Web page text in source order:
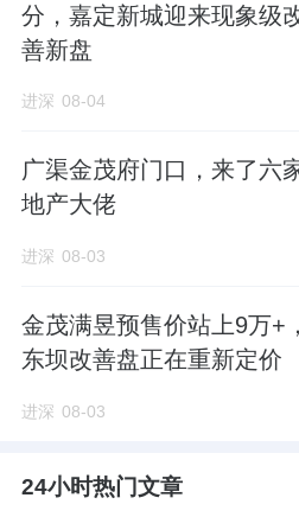
设备、老花镜、针线盒、
的“便民百宝箱”；以及为
嗅觉记忆——兼顾了孕妇、
引入，都源于一线员工对
观察和反复验证。这正是
一线员工驱动，打通
分，嘉定新城迎来现象级
善新盘
进深 08-04
广渠金茂府门口，来了六
地产大佬
进深 08-03
金茂满昱预售价站上9万+，
东坝改善盘正在重新定价
进深 08-03
24小时热门文章